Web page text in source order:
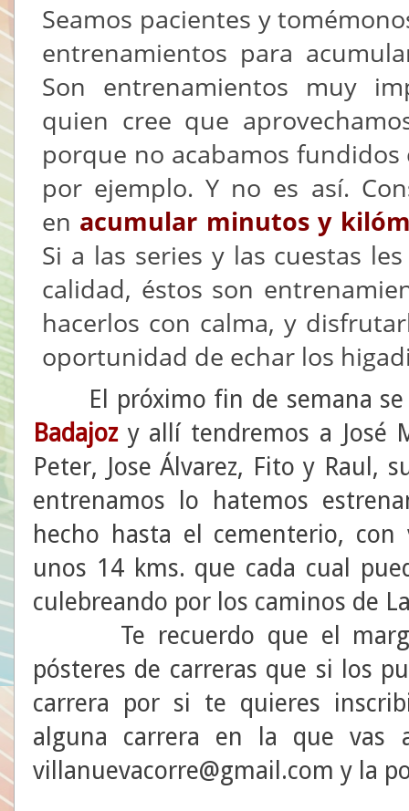
Seamos pacientes y
entrenamientos para
Son entrenamientos muy
quien cree que
porque no acabamos
por ejemplo. Y no es así.
en acumular minutos y
Si a las series y las cuestas
calidad, éstos son
hacerlos con calma, y
oportunidad de echar los
El próximo fin de semana se
Badajozy allí tendremos a José
Peter, Jose Álvarez, Fito y Raul,
entrenamos lo hatemos
hecho hasta el cementerio,
unos 14 kms. que cada cual
culebreando por los caminos de
Te recuerdo que el
pósteres de carreras que si los
carrera por si te quieres
alguna carrera en la que vas
villanuevacorre@gmail.com y la